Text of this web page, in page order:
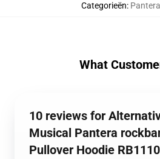
Categorieën:
What
10 reviews for
Musical Pantera
Pullover Hoodie RB1110